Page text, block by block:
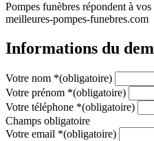
Pompes funèbres répondent à vos
meilleures-pompes-funebres.com
Informations du
Votre nom *(obligatoire)
Votre prénom *(obligatoire)
Votre téléphone *(obligatoire)
Champs obligatoire
Votre email *(obligatoire)